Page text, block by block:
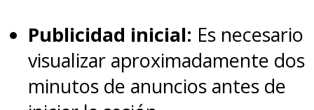
Publicidad inicial: Es necesario
visualizar aproximadamente dos
minutos de anuncios antes de